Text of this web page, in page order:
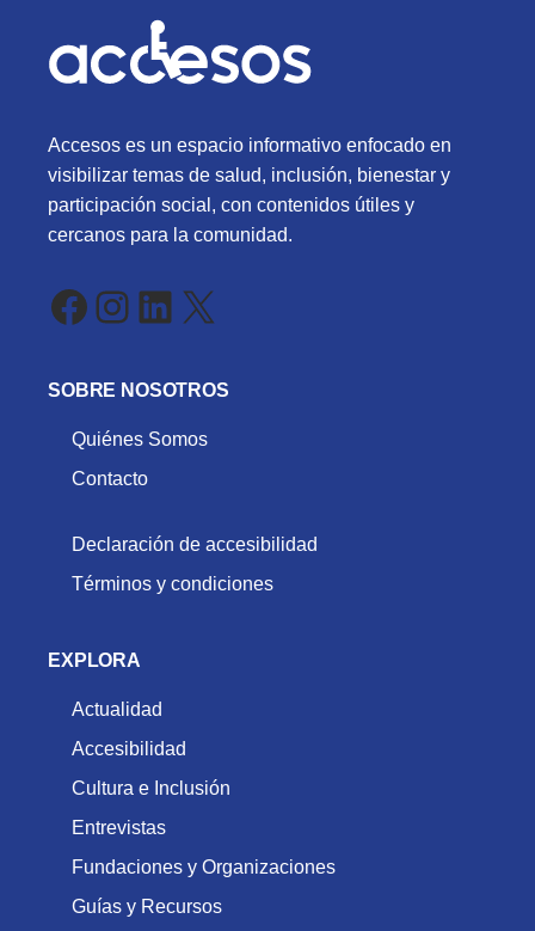
Accesos es un espacio informativo enfocado en
visibilizar temas de salud, inclusión, bienestar y
participación social, con contenidos útiles y
cercanos para la comunidad.
Facebook
Instagram
LinkedIn
X
SOBRE NOSOTROS
Quiénes Somos
Contacto
Declaración de accesibilidad
Términos y condiciones
EXPLORA
Actualidad
Accesibilidad
Cultura e Inclusión
Entrevistas
Fundaciones y Organizaciones
Guías y Recursos